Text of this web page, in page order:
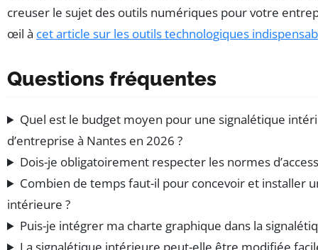
creuser le sujet des outils numériques pour votre
œil à cet article sur les outils technologiques
Questions fréquentes
Quel est le budget moyen pour une signalétique
d’entreprise à Nantes en 2026 ?
Dois-je obligatoirement respecter les normes
Combien de temps faut-il pour concevoir et installer
intérieure ?
Puis-je intégrer ma charte graphique dans la